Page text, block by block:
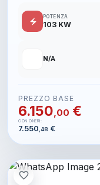
electric_bolt
POTENZA
103 KW
N/A
PREZZO BASE
6.150,00 €
CON ONERI:
7.550 ,48 €
favorite_border